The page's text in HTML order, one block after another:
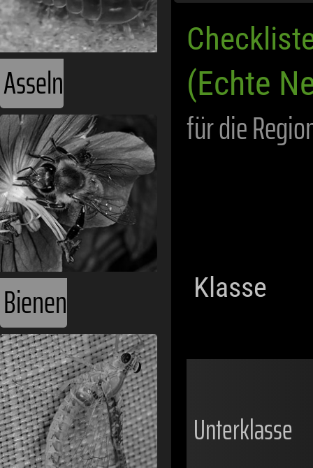
Asseln
Bienen
(Echte
für die
Klasse
Unterklasse